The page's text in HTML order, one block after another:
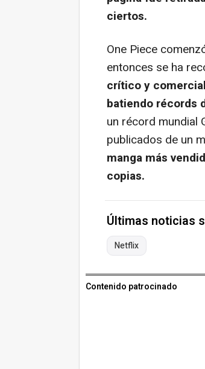
ciertos.
One Piece
entonces se ha
crítico y
batiendo récords
un récord mundial
publicados de un
manga más
copias.
Últimas noticias
Netflix
Contenido patrocinado